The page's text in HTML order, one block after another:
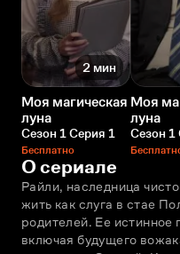
2 мин
Моя магическая
луна
Сезон 1 Серия 1
Бесплатно
Моя
луна
Сезон 1
О сериале
Райли, наследница
жить как слуга в стае
родителей. Ее истинное
включая будущего